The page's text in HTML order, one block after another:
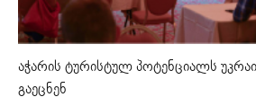
აჭარის ტურისტულ პოტენციალს
გაეცნენ